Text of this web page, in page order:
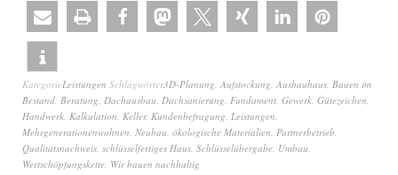
KategorieLeistungen Schlagwörter3D-Planung, Aufstockung, Ausbauhaus, Bauen im
Bestand, Beratung, Dachausbau, Dachsanierung, Fundament, Gewerk, Gütezeichen,
Handwerk, Kalkulation, Keller, Kundenbefragung, Leistungen,
Mehrgenerationenwohnen, Neubau, ökologische Materialien, Partnerbetrieb,
Qualitätsnachweis, schlüsselfertiges Haus, Schlüsselübergabe, Umbau,
Wertschöpfungskette, Wir bauen nachhaltig